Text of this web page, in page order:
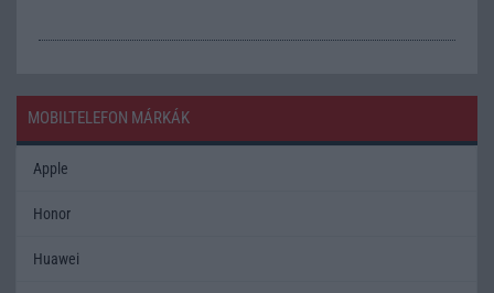
MOBILTELEFON MÁRKÁK
Apple
Honor
Huawei